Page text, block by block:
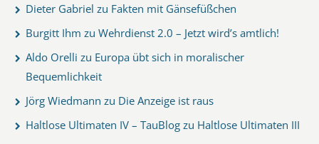
Dieter Gabriel zu Fakten mit Gänsefüßchen
Burgitt Ihm zu Wehrdienst 2.0 – Jetzt wird’s amtlich!
Aldo Orelli zu Europa übt sich in moralischer
Bequemlichkeit
Jörg Wiedmann zu Die Anzeige ist raus
Haltlose Ultimaten IV – TauBlog zu Haltlose Ultimaten III